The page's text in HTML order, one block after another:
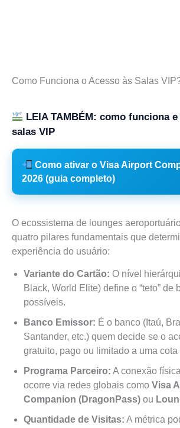
Como Funciona o Acesso às Salas
LEIA TAMBÉM: como funciona
salas VIP
Como ativar o Visa Airport
2026 (guia completo)
O ecossistema de lounges
quatro pilares fundamentais que
experiência do usuário:
Variante do Cartão: O nível
Black, World Elite) define o “teto” de
possíveis.
Banco Emissor: É o banco (Itaú,
Santander, etc.) quem decide se o
gratuito, pago ou limitado a uma cota
Programa Parceiro: A conexão
ocorre via redes globais como Visa
Companion (DragonPass) ou
Quantidade de Visitas: A métrica